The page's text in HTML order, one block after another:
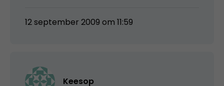
12 september 2009 om 11:59
Keesop